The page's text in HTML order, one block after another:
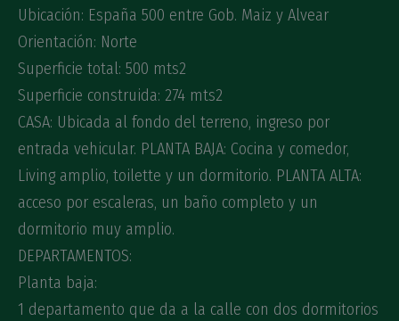
Ubicación: España 500 entre Gob. Maiz y Alvear
Orientación: Norte
Superficie total: 500 mts2
Superficie construida: 274 mts2
CASA: Ubicada al fondo del terreno, ingreso por
entrada vehicular. PLANTA BAJA: Cocina y comedor,
Living amplio, toilette y un dormitorio. PLANTA ALTA:
acceso por escaleras, un baño completo y un
dormitorio muy amplio.
DEPARTAMENTOS:
Planta baja:
1 departamento que da a la calle con dos dormitorios